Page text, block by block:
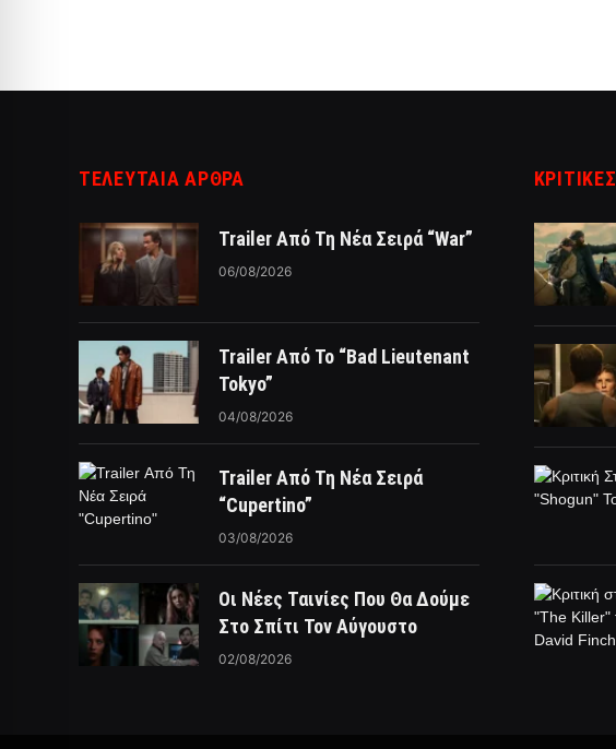
ΤΕΛΕΥΤΑΙΑ ΑΡΘΡΑ
Trailer Από Τη Νέα Σειρά “War”
06/08/2026
Trailer Από Το “Bad Lieutenant
Tokyo”
04/08/2026
Trailer Από Τη Νέα Σειρά
“Cupertino”
03/08/2026
Οι Νέες Ταινίες Που Θα Δούμε
Στο Σπίτι Τον Αύγουστο
02/08/2026
ΚΡΙΤΙΚΈΣ